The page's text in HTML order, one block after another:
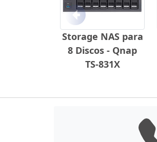
Storage NAS para
8 Discos - Qnap
TS-831X
Anterior